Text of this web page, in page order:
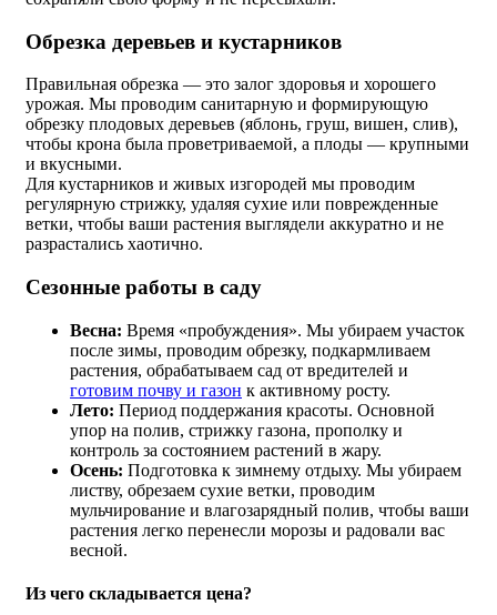
Обрезка деревьев и кустарников
Правильная обрезка — это залог здоровья и хорошего
урожая. Мы проводим санитарную и формирующую
обрезку плодовых деревьев (яблонь, груш, вишен, слив),
чтобы крона была проветриваемой, а плоды — крупными
и вкусными.
Для кустарников и живых изгородей мы проводим
регулярную стрижку, удаляя сухие или поврежденные
ветки, чтобы ваши растения выглядели аккуратно и не
разрастались хаотично.
Сезонные работы в саду
Весна: Время «пробуждения». Мы убираем участок
после зимы, проводим обрезку, подкармливаем
растения, обрабатываем сад от вредителей и
готовим почву и газон к активному росту.
Лето: Период поддержания красоты. Основной
упор на полив, стрижку газона, прополку и
контроль за состоянием растений в жару.
Осень: Подготовка к зимнему отдыху. Мы убираем
листву, обрезаем сухие ветки, проводим
мульчирование и влагозарядный полив, чтобы ваши
растения легко перенесли морозы и радовали вас
весной.
Из чего складывается цена?